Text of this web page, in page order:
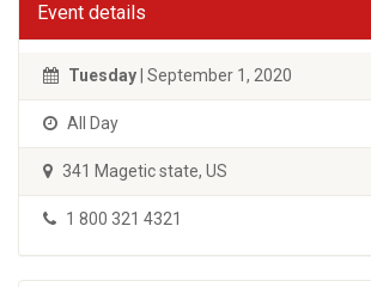
Event details
Tuesday | September 1, 2020
All Day
341 Magetic state, US
1 800 321 4321